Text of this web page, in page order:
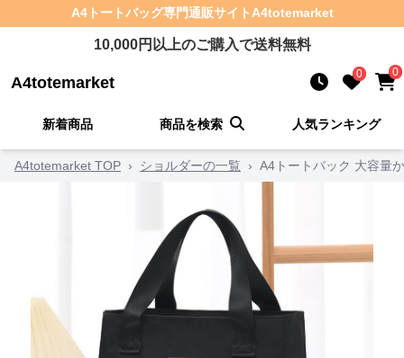
A4トートバッグ専門通販サイト A4totemarket
10,000円以上のご購入で送料無料
A4totemarket 0 0
新着商品 商品を検索 人気ランキング
A4totemarket TOP › ショルダーの一覧 › A4トートバック 大容量